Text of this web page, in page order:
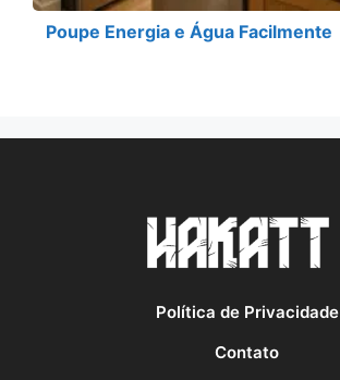
Poupe Energia e Água Facilmente
Política de Privacidade
Contato